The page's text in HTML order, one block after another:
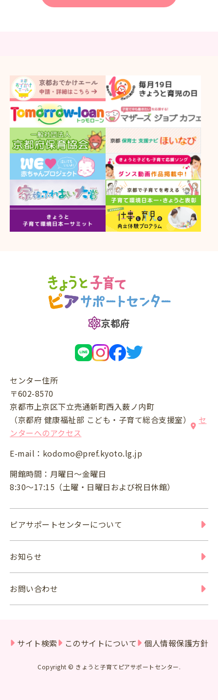
京都府
センター住所
〒602-8570
京都市上京区下立売通新町西入薮ノ内町
（京都府 健康福祉部 こども・子育て総合支援室）
セ
ンターへのアクセス
E-mail： kodomo@pref.kyoto.lg.jp
開館時間：月曜日～金曜日
8:30～17:15（土曜・日曜日および祝日休館）
ピアサポートセンターについて
お知らせ
お問い合わせ
Copyright © きょうと子育てピアサポートセンター.
サイト検索 このサイトについて 個人情報保護方針